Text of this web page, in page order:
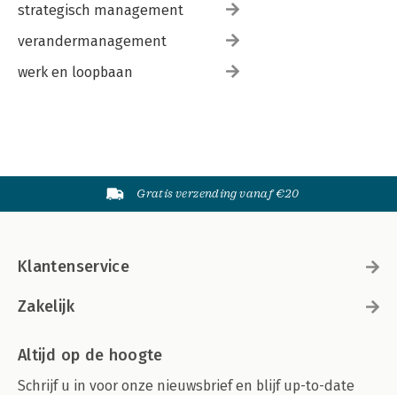
strategisch management
verandermanagement
werk en loopbaan
Gratis verzending vanaf €20
Klantenservice
Zakelijk
Altijd op de hoogte
Schrijf u in voor onze nieuwsbrief en blijf up-to-date